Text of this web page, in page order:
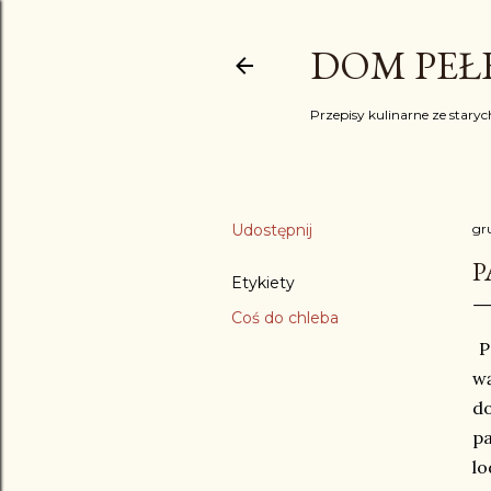
DOM
Przepisy kulinarne ze
Udostępnij
Etykiety
Coś do chleba